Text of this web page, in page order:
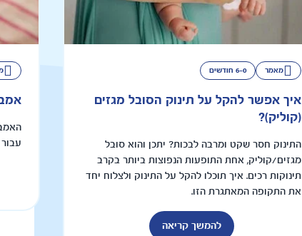
מאמר 6-0 חודשים
איך אפשר להקל על תינוק הסובל מגזים
(קוליק)?
התינוק חסר שקט ומרבה לבכות? יתכן והוא סובל
מגזים/קוליק, אחת התופעות הנפוצות ביותר בקרב
תינוקות רכים. איך תוכלו להקל על התינוק ולצלוח יחד
את התקופה המאתגרת הזו.
להמשך קריאה